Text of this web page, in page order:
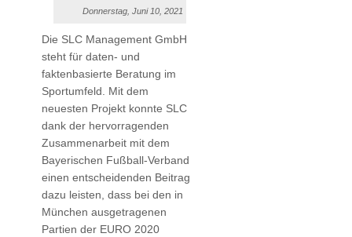
Donnerstag, Juni 10, 2021
Die SLC Management GmbH
steht für daten- und
faktenbasierte Beratung im
Sportumfeld. Mit dem
neuesten Projekt konnte SLC
dank der hervorragenden
Zusammenarbeit mit dem
Bayerischen Fußball-Verband
einen entscheidenden Beitrag
dazu leisten, dass bei den in
München ausgetragenen
Partien der EURO 2020